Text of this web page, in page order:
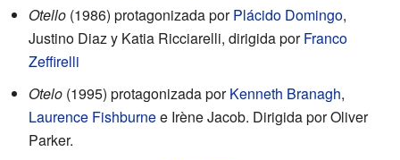
Otello (1986) protagonizada porPlácido Domingo,
Justino Diaz y Katia Ricciarelli, dirigida porFranco
Zeffirelli
Otelo (1995) protagonizada porKenneth Branagh,
Laurence Fishburnee Irène Jacob. Dirigida por Oliver
Parker.